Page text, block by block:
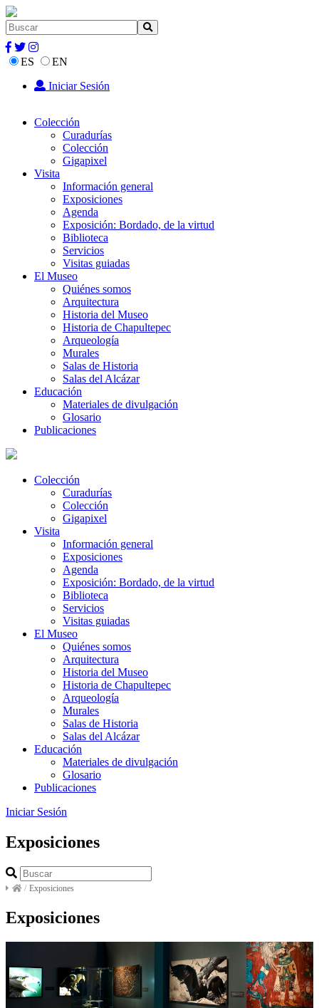
ES
EN
Iniciar Sesión
Colección
Curadurías
Colección
Gigapixel
Visita
Información general
Exposiciones
Agenda
Exposición: Bordado, de la virtud
Biblioteca
Servicios
Visitas guiadas
El Museo
Quiénes somos
Arquitectura
Historia del Museo
Historia de Chapultepec
Arqueología
Murales
Salas de Historia
Salas del Alcázar
Educación
Materiales de divulgación
Glosario
Publicaciones
Colección
Curadurías
Colección
Gigapixel
Visita
Información general
Exposiciones
Agenda
Exposición: Bordado, de la virtud
Biblioteca
Servicios
Visitas guiadas
El Museo
Quiénes somos
Arquitectura
Historia del Museo
Historia de Chapultepec
Arqueología
Murales
Salas de Historia
Salas del Alcázar
Educación
Materiales de divulgación
Glosario
Publicaciones
Iniciar Sesión
Exposiciones
/ Exposiciones
Exposiciones